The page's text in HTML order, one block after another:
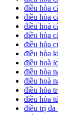
điều hòa
điều hòa
điều hoà
điều hòa
điều hòa
điều hòa
điều hoà
điều hòa
điều hoà
điều hòa
điều hòa
điều trị da